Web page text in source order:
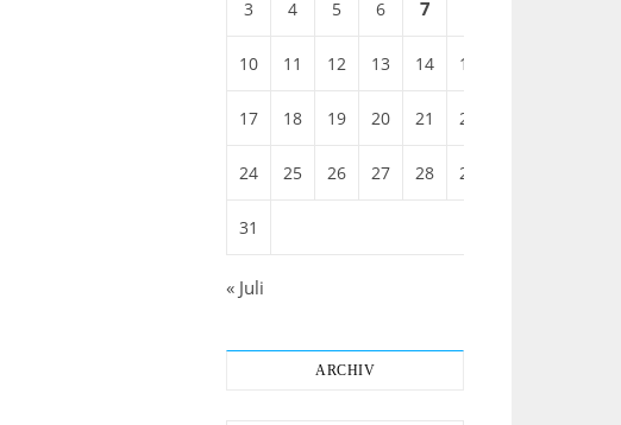
3 4 5 6 7
10 11 12 13 14 15
17 18 19 20 21 22
24 25 26 27 28 29
31
« Juli
ARCHIV